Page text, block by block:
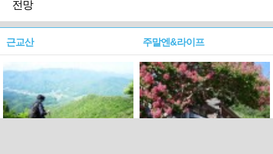
전망
근교산 주말엔&라이프